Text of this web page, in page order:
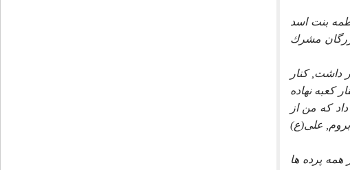
بنت اسد
مشرك
داشت, كنار
كعبه نهاده
كه من از
على(ع)
سطح عالى توحيد بود كه خود مى فرمايد: ((لو كشف الغطا ما إزددت يقينا))(9) اگر همه پرده ها